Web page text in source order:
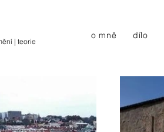
| teorie
o mně dílo